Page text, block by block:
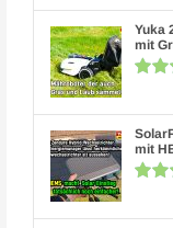
Yuka
mit
mit